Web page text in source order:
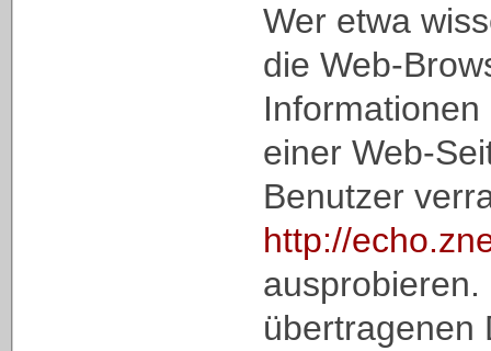
Wer etwa
die Web-
einer Web-
Benutzer
http://
übertragenen